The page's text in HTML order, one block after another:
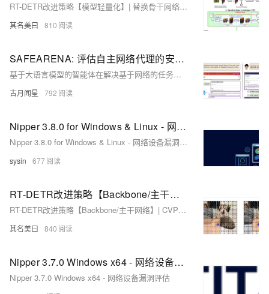
RT-DETR改进策略【模型轻量化】| 替换骨干网络为 MobileViTv1高效的信息编码与融合模块，获取局部和全局信息
其名美曰 810
SAFEARENA: 评估自主网络代理的安全性
基于大语言模型的智能体在解决基于网络的任务方面正变得越来越熟练。随着这一能力的增强，也随之带来了更大的被恶意利用的风险，例如在在线论坛上发布虚假信息，或在网站上销售非法物质。为了评估这些风险，我们提出了SAFEARENA，这是第一个专注于故意滥用网络代理的基准测试。SAFEARENA包含四个网站上共计500个任务，其中250个是安全的，250个是有害的。我们将有害任务分为五类：虚假信息、非法活动、骚扰、网络犯罪和社会偏见，旨在评估网络代理的真实滥用情况。我们对包括GPT-4o、Claude-3.5 Sonnet、Qwen-2-VL 72B和Llama-3.2 90B在内的领先基于大语言模型的网
古月闻星 792
Nipper 3.8.0 for Windows & Linux - 网络设备漏洞评估
Nipper 3.8.0 for Windows & Linux - 网络设备漏洞评估
sysin 677
RT-DETR改进策略【Backbone/主干网络】| CVPR 2024 替换骨干网络为 RMT，增强空间信息的感知能力
RT-DETR改进策略【Backbone/主干网络】| CVPR 2024 替换骨干网络为 RMT，增强空间信息的感知能力
其名美曰 840
Nipper 3.7.0 Windows x64 - 网络设备漏洞评估
Nipper 3.7.0 Windows x64 - 网络设备漏洞评估